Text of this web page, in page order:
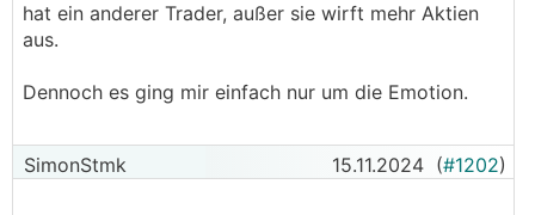
hat ein anderer Trader, außer sie wirft mehr Aktien
aus.
Dennoch es ging mir einfach nur um die Emotion.
SimonStmk 15.11.2024 (#1202)